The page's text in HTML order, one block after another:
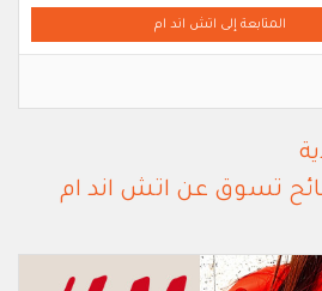
المتابعة إلى اتش اند ام
تسوق عن اتش اند ام